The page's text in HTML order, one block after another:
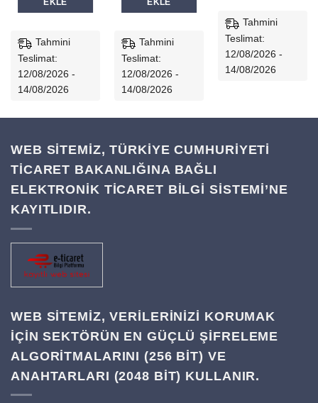
Tahmini
Teslimat:
12/08/2026 -
14/08/2026
Tahmini
Teslimat:
12/08/2026 -
14/08/2026
Tahmini
Teslimat:
12/08/2026 -
14/08/2026
WEB SİTEMİZ, TÜRKİYE CUMHURİYETİ
TİCARET BAKANLIĞINA BAĞLI
ELEKTRONİK TİCARET BİLGİ SİSTEMİ’NE
KAYITLIDIR.
WEB SITEMIZ, VERILERINIZI KORUMAK
IÇIN SEKTÖRÜN EN GÜÇLÜ ŞIFRELEME
ALGORITMALARINI (256 BIT) VE
ANAHTARLARI (2048 BIT) KULLANIR.